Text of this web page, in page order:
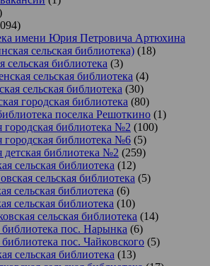
имени Юрия Петровича Артюхина
сельская библиотека) (18)
сельская библиотека (3)
сельская библиотека (4)
сельская библиотека (30)
городская библиотека (80)
поселка Решоткино (1)
городская библиотека №2 (100)
городская библиотека №6 (5)
детская библиотека №2 (259)
сельская библиотека (12)
сельская библиотека (5)
сельская библиотека (6)
сельская библиотека (10)
сельская библиотека (14)
библиотека пос. Нарынка (6)
пос. Чайковского (5)
сельская библиотека (13)